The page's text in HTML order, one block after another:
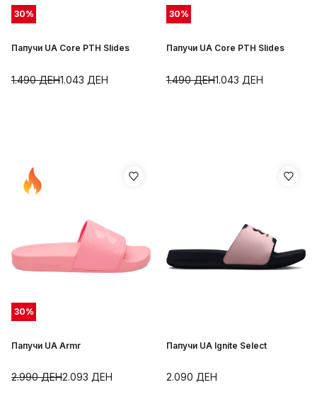
30%
Папучи UA Core PTH Slides
1.043 ДЕН
1.490ДЕН
30%
Папучи UA Core PTH Slides
1.043 ДЕН
1.490ДЕН
30%
Папучи UA Armr
2.093 ДЕН
2.990ДЕН
Папучи UA Ignite Select
2.090 ДЕН